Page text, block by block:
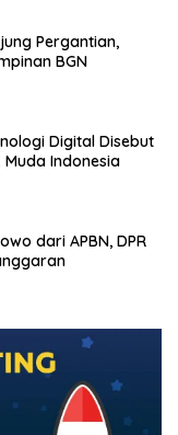
Pergantian,
BGN
Digital Disebut
Indonesia
dari APBN, DPR